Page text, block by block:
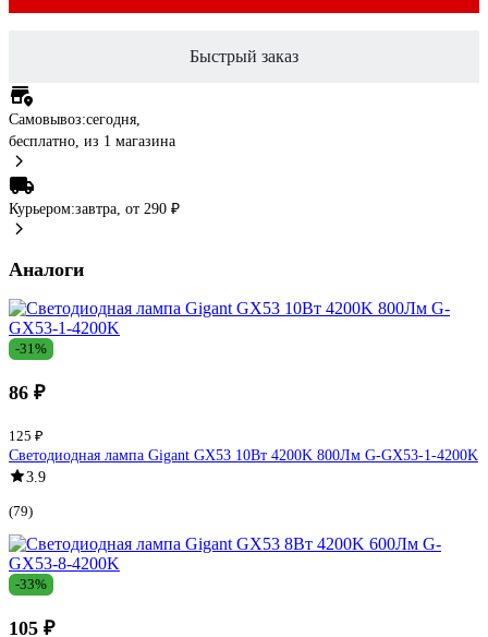
Быстрый заказ
Самовывоз:сегодня,
бесплатно, из 1 магазина
Курьером:завтра, от 290 ₽
Аналоги
-31%
86 ₽
125 ₽
Светодиодная лампа Gigant GX53 10Вт 4200K 800Лм G-GX53-1-4200K
3.9
(79)
-33%
105 ₽